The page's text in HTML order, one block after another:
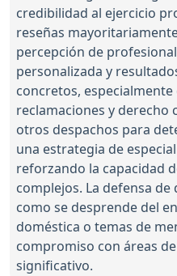
credibilidad al ejercicio
reseñas
percepción de
personalizada y
concretos,
reclamaciones y derecho
otros despachos para
una estrategia de
reforzando la capacidad
complejos. La defensa
como se desprende del
doméstica o temas de
compromiso con áreas
significativo.